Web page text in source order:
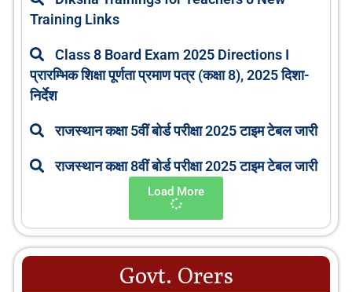
Training Links
Class 8 Board Exam 2025 Directions I
प्रारम्भिक शिक्षा पूर्णता प्रमाण पत्र (कक्षा 8), 2025 दिशा-
निर्देश
राजस्थान कक्षा 5वीं बोर्ड परीक्षा 2025 टाइम टेबल जारी
राजस्थान कक्षा 8वीं बोर्ड परीक्षा 2025 टाइम टेबल जारी
Load More
Govt. Orers